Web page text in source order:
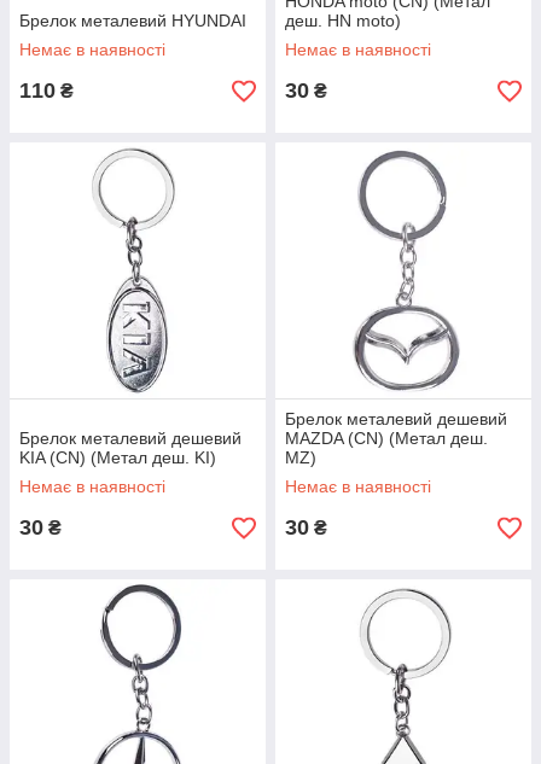
Брелок металевий HYUNDAI
Немає в наявності
110 ₴
деш. HN moto)
Немає в наявності
30 ₴
Брелок металевий дешевий
KIA (CN) (Метал деш. KI)
Немає в наявності
30 ₴
Брелок металевий дешевий
MAZDA (CN) (Метал деш.
MZ)
Немає в наявності
30 ₴